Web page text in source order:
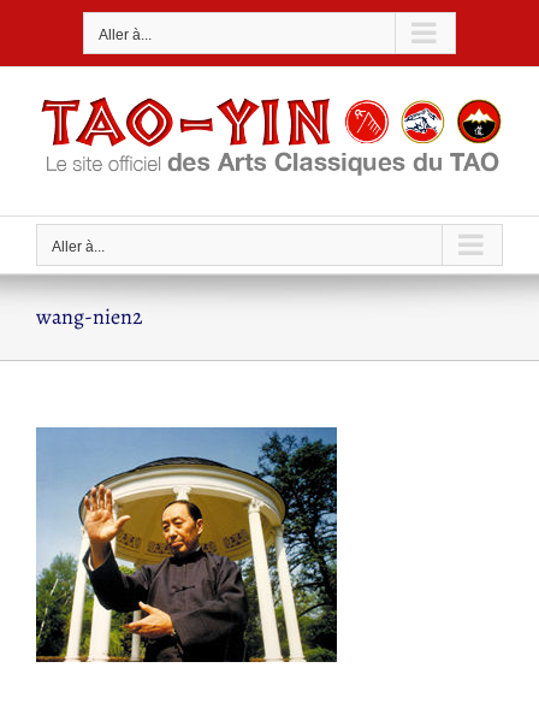
Aller à...
Aller à...
wang-nien2